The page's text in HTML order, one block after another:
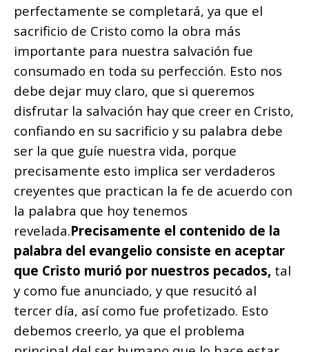
perfectamente se completará, ya que el
sacrificio de Cristo como la obra más
importante para nuestra salvación fue
consumado en toda su perfección. Esto nos
debe dejar muy claro, que si queremos
disfrutar la salvación hay que creer en Cristo,
confiando en su sacrificio y su palabra debe
ser la que guíe nuestra vida, porque
precisamente esto implica ser verdaderos
creyentes que practican la fe de acuerdo con
la palabra que hoy tenemos
revelada.Precisamente el contenido de la
palabra del evangelio consiste en aceptar
que Cristo murió por nuestros pecados, tal
y como fue anunciado, y que resucitó al
tercer día, así como fue profetizado. Esto
debemos creerlo, ya que el problema